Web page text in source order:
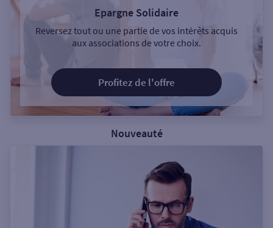
Epargne Solidaire
Reversez tout ou une partie de vos intérêts acquis
aux associations de votre choix.
Profitez de l'offre
Nouveauté